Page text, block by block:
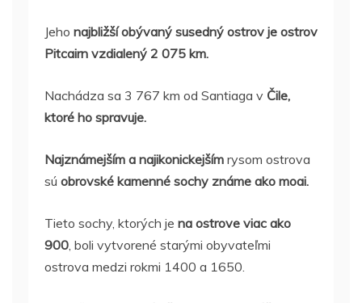
Jeho najbližší obývaný susedný ostrov je ostrov
Pitcairn vzdialený 2 075 km.
Nachádza sa 3 767 km od Santiaga v Čile,
ktoré ho spravuje.
Najznámejším a najikonickejším rysom ostrova
sú obrovské kamenné sochy známe ako moai.
Tieto sochy, ktorých je na ostrove viac ako
900, boli vytvorené starými obyvateľmi
ostrova medzi rokmi 1400 a 1650.